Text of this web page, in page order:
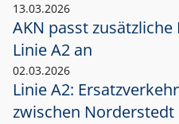
13.03.2026
AKN passt
Linie A2 an
02.03.2026
Linie A2:
zwischen